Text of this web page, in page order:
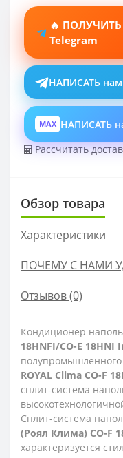
🔥
Telegram
НАПИСАТЬ нам
MAX НАПИСАТЬ
Рассчитать
Обзор товара
Характеристики
ПОЧЕМУ С НАМИ
Отзывов (0)
Кондиционер
18HNFI/CO-E 18HNI
полупромышленного
ROYAL Clima CO-F
сплит-система
Сплит-система
(Роял Клима) CO-F
характеризуется